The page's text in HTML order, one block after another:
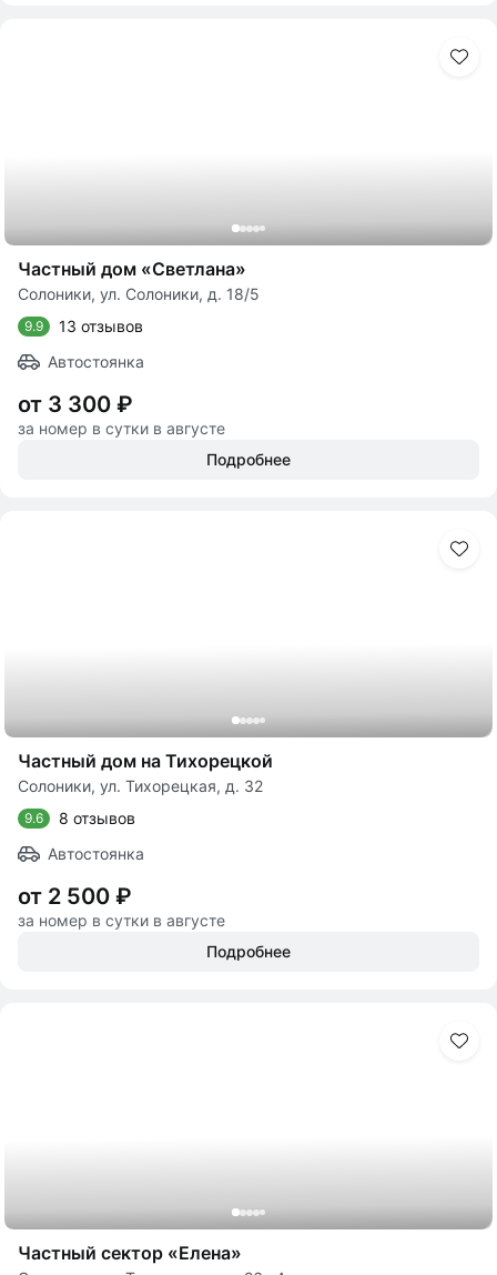
Частный дом «Светлана»
Солоники, ул. Солоники, д. 18/5
9.9
13 отзывов
Автостоянка
от 3 300 ₽
за номер в сутки в августе
Подробнее
Частный дом на Тихорецкой
Солоники, ул. Тихорецкая, д. 32
9.6
8 отзывов
Автостоянка
от 2 500 ₽
за номер в сутки в августе
Подробнее
Частный сектор «Елена»